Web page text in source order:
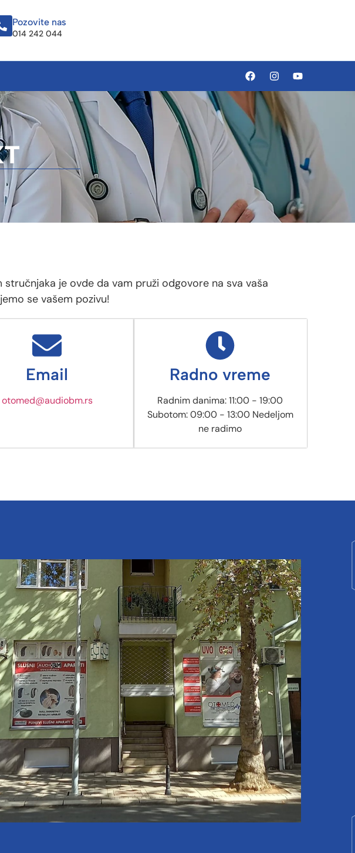
Pozovite nas
014 242 044
je ovde da vam pruži odgovore na sva vaša
se vašem pozivu!
Email
otomed@audiobm.rs
Radno vreme
Radnim danima: 11:00 - 19:00
Subotom: 09:00 - 13:00 Nedeljom
ne radimo